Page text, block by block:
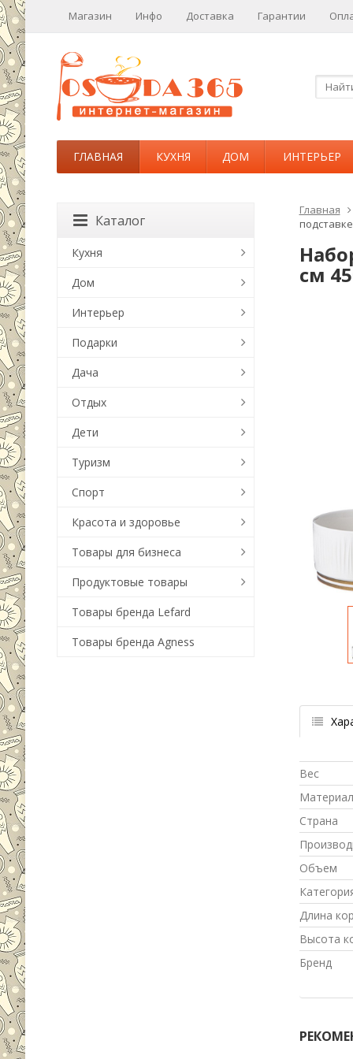
Магазин Инфо Доставка Гарантии
ГЛАВНАЯ КУХНЯ ДОМ ИНТЕРЬЕР
Главная
см
Вес
Материал
Страна
Объем
Длина
Высота
Бренд
Каталог
Кухня
Дом
Интерьер
Подарки
Дача
Отдых
Дети
Туризм
Спорт
Красота и здоровье
Товары для бизнеса
Продуктовые товары
Товары бренда Lefard
Товары бренда Agness